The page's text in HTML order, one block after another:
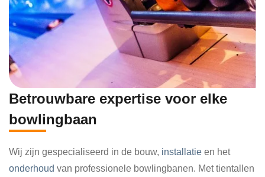
Betrouwbare expertise voor elke
bowlingbaan
Wij zijn gespecialiseerd in de bouw, installatie en het
onderhoud van professionele bowlingbanen. Met tientallen